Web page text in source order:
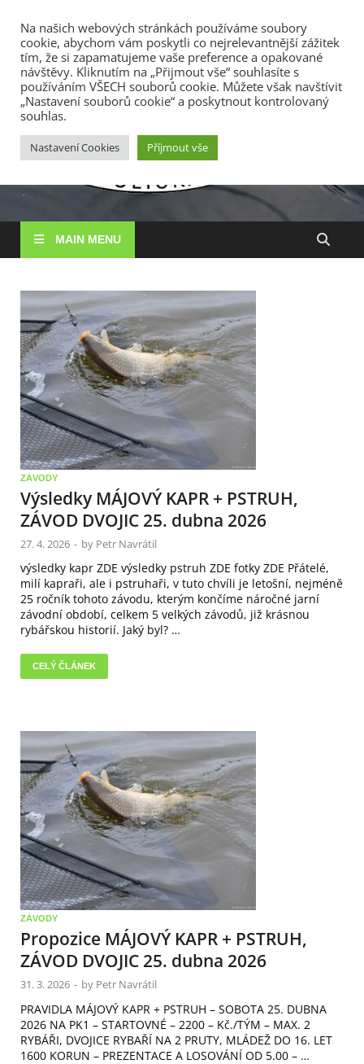
8. 8. 2026
RS
Rybářské
MAIN MENU
ZÁVODY
Výsledky MÁJOVÝ KAPR + PSTRUH,
ZÁVOD DVOJIC 25. dubna 2026
27. 4. 2026 - by Petr Navrátil
výsledky kapr ZDE výsledky pstruh ZDE fotky ZDE Přátelé,
milí kapraři, ale i pstruhaři, v tuto chvíli je letošní, nejméně
25 ročník tohoto závodu, kterým končíme náročné jarní
závodní období, celkem 5 velkých závodů, již krásnou
rybářskou historií. Jaký byl? …
CELÝ ČLÁNEK
ZÁVODY
Propozice MÁJOVÝ KAPR + PSTRUH,
ZÁVOD DVOJIC 25. dubna 2026
31. 3. 2026 - by Petr Navrátil
PRAVIDLA MÁJOVÝ KAPR + PSTRUH – SOBOTA 25. DUBNA
2026 NA PK1 – STARTOVNÉ – 2200 – Kč./TÝM – MAX. 2
RYBÁŘI, DVOJICE RYBAŘÍ NA 2 PRUTY, MLÁDEŽ DO 16. LET
1600 KORUN – PREZENTACE A LOSOVÁNÍ OD 5.00 – …
Na našich webových stránkách používáme soubory
cookie, abychom vám poskytli co nejrelevantnější zážitek
tím, že si zapamatujeme vaše preference a opakované
návštěvy. Kliknutím na „Přijmout vše“ souhlasíte s
používáním VŠECH souborů cookie. Můžete však navštívit
„Nastavení souborů cookie“ a poskytnout kontrolovaný
souhlas.
Nastavení Cookies Příjmout vše